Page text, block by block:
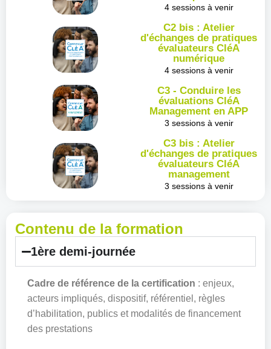
4 sessions à venir
C2 bis : Atelier
d'échanges de pratiques
évaluateurs CléA
numérique
4 sessions à venir
C3 - Conduire les
évaluations CléA
Management en APP
3 sessions à venir
C3 bis : Atelier
d'échanges de pratiques
évaluateurs CléA
management
3 sessions à venir
Contenu de la formation
1ère demi-journée
Cadre de référence de la certification : enjeux,
acteurs impliqués, dispositif, référentiel, règles
d’habilitation, publics et modalités de financement
des prestations